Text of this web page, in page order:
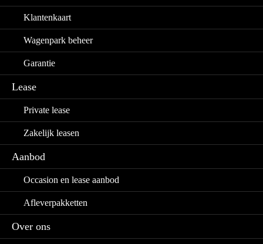
Klantenkaart
Wagenpark beheer
Garantie
Lease
Private lease
Zakelijk leasen
Aanbod
Occasion en lease aanbod
Afleverpakketten
Over ons